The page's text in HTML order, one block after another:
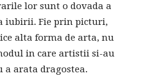
lor sunt o dovada a
iubirii. Fie prin picturi,
alta forma de arta, nu
in care artistii si-au
arata dragostea.